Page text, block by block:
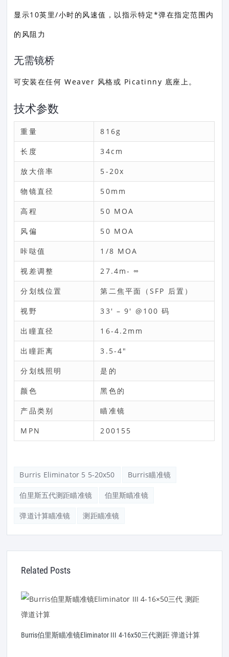
显示10英里/小时的风速值，以指示特定*弹在指定范围内
的风阻力
无需镜桥
可安装在任何 Weaver 风格或 Picatinny 底座上。
技术参数
重量 816g
长度 34cm
放大倍率 5-20x
物镜直径 50mm
高程 50 MOA
风偏 50 MOA
咔哒值 1/8 MOA
视差调整 27.4m- ∞
分划线位置 第二焦平面（SFP 后置）
视野 33′ – 9′ @100 码
出瞳直径 16-4.2mm
出瞳距离 3.5-4″
分划线照明 是的
颜色 黑色的
产品类别 瞄准镜
MPN 200155
Burris Eliminator 5 5-20x50 Burris瞄准镜
伯里斯五代测距瞄准镜 伯里斯瞄准镜
弹道计算瞄准镜 测距瞄准镜
Related Posts
Burris伯里斯瞄准镜Eliminator III 4-16x50三代测距 弹道计算